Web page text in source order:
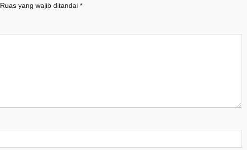
Ruas yang wajib ditandai *